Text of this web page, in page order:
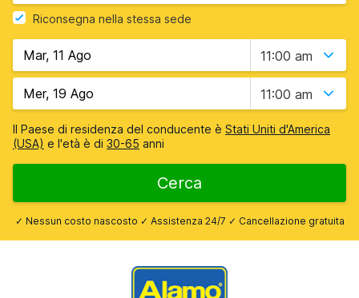
Riconsegna nella stessa sede
11:00 am
11:00 am
Il Paese di residenza del conducente è Stati Uniti d'America
(USA) e l'età è di 30-65 anni
Cerca
✓ Nessun costo nascosto ✓ Assistenza 24/7 ✓ Cancellazione gratuita